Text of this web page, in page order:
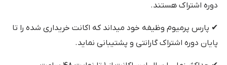
دوره اشتراک هستند.
✔ پارس پرمیوم وظیفه خود میداند که اکانت خریداری شده را تا
پایان دوره اشتراک گارانتی و پشتیبانی نماید.